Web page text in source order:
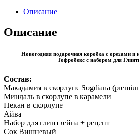
Описание
Описание
Новогодняя подарочная коробка с орехами и
Гофробокс с набором для
Состав:
Макадамия в скорлупе Sogdiana
Миндаль в скорлупе в карамели
Пекан в скорлупе
Айва
Набор для глинтвейна + рецепт
Сок Вишневый